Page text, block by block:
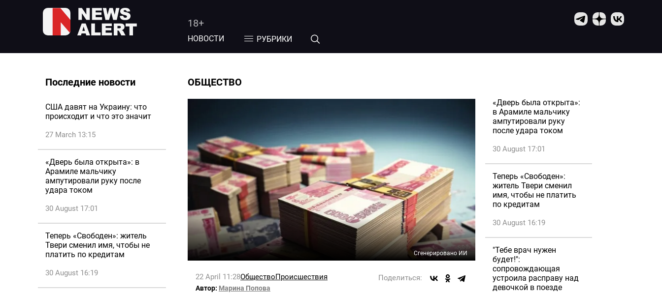
18+
НОВОСТИ РУБРИКИ
Последние новости
США давят на Украину: что
происходит и что это значит
27 March 13:15
«Дверь была открыта»: в
Арамиле мальчику
ампутировали руку после
удара током
30 August 17:01
Теперь «Свободен»: житель
Твери сменил имя, чтобы не
платить по кредитам
30 August 16:19
ОБЩЕСТВО
Сгенерировано ИИ
22 April 11:28ОбществоПроисшествия Поделиться:
Автор: Марина Попова
«Дверь была открыта»:
в Арамиле мальчику
ампутировали руку
после удара током
30 August 17:01
Теперь «Свободен»:
житель Твери сменил
имя, чтобы не платить
по кредитам
30 August 16:19
"Тебе врач нужен
будет!":
сопровождающая
устроила расправу над
девочкой в поезде